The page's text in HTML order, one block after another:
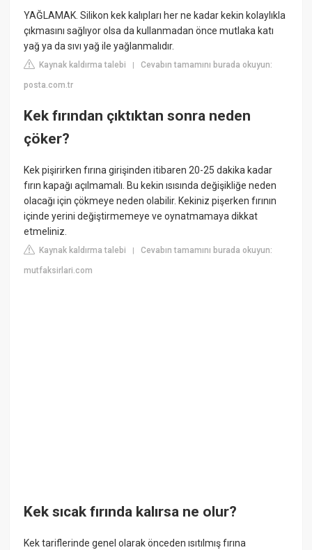
YAĞLAMAK. Silikon kek kalıpları her ne kadar kekin kolaylıkla
çıkmasını sağlıyor olsa da kullanmadan önce mutlaka katı
yağ ya da sıvı yağ ile yağlanmalıdır.
Kaynak kaldırma talebi |Cevabın tamamını burada okuyun:
posta.com.tr
Kek fırından çıktıktan sonra neden
çöker?
Kek pişirirken fırına girişinden itibaren 20-25 dakika kadar
fırın kapağı açılmamalı. Bu kekin ısısında değişikliğe neden
olacağı için çökmeye neden olabilir. Kekiniz pişerken fırının
içinde yerini değiştirmemeye ve oynatmamaya dikkat
etmeliniz.
Kaynak kaldırma talebi |Cevabın tamamını burada okuyun:
mutfaksirlari.com
Kek sıcak fırında kalırsa ne olur?
Kek tariflerinde genel olarak önceden ısıtılmış fırına